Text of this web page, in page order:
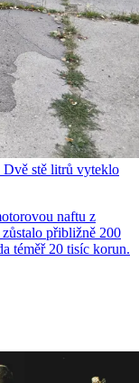
Dvě stě litrů vyteklo
naftu z
přibližně 200
téměř 20 tisíc korun.